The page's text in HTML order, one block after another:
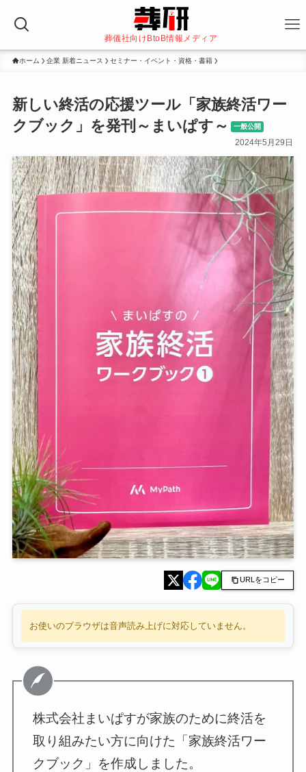
葬儀社向けBtoB情報メディア
ホーム 企業 新着ニュース セミナー・イベント・資格・書籍
新しい終活の応援ツール「家族終活ワー
クブック」を発刊～まいぱす～
一般公開
2024年5月29日
URLをコピー
お使いのブラウザは音声読み上げに対応していません。
株式会社まいぱすが家族のために終活を
取り組みたい方に向けた「家族終活ワー
クブック」を作成しました。